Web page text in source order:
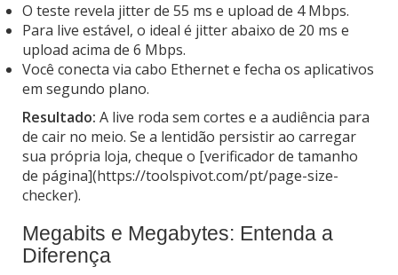
O teste revela jitter de 55 ms e upload de 4 Mbps.
Para live estável, o ideal é jitter abaixo de 20 ms e
upload acima de 6 Mbps.
Você conecta via cabo Ethernet e fecha os aplicativos
em segundo plano.
Resultado: A live roda sem cortes e a audiência para
de cair no meio. Se a lentidão persistir ao carregar
sua própria loja, cheque o [verificador de tamanho
de página](https://toolspivot.com/pt/page-size-
checker).
Megabits e Megabytes: Entenda a
Diferença